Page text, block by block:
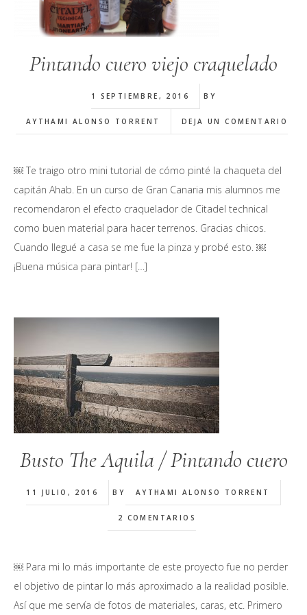
Pintando cuero viejo craquelado
1 SEPTIEMBRE, 2016 BY
AYTHAMI ALONSO TORRENT DEJA UN COMENTARIO
￼ Te traigo otro mini tutorial de cómo pinté la chaqueta del
capitán Ahab. En un curso de Gran Canaria mis alumnos me
recomendaron el efecto craquelador de Citadel technical
como buen material para hacer terrenos. Gracias chicos.
Cuando llegué a casa se me fue la pinza y probé esto. ￼
¡Buena música para pintar! […]
Busto The Aquila / Pintando cuero
11 JULIO, 2016 BY AYTHAMI ALONSO TORRENT
2 COMENTARIOS
￼ Para mi lo más importante de este proyecto fue no perder
el objetivo de pintar lo más aproximado a la realidad posible.
Así que me servía de fotos de materiales, caras, etc. Primero